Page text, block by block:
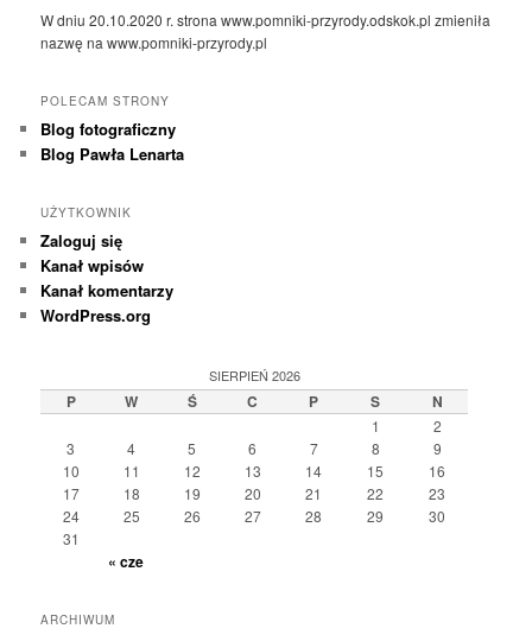
W dniu 20.10.2020 r. strona www.pomniki-przyrody.odskok.pl zmieniła
nazwę na www.pomniki-przyrody.pl
POLECAM STRONY
Blog fotograficzny
Blog Pawła Lenarta
UŻYTKOWNIK
Zaloguj się
Kanał wpisów
Kanał komentarzy
WordPress.org
SIERPIEŃ 2026
P W Ś C P S N
1
2
3
4 5 6 7 8
9
10
11 12 13 14 15
16
17
18 19 20 21 22
23
24
25 26 27 28 29
30
31
« cze
ARCHIWUM